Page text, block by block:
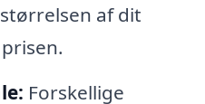
af dit
Forskellige